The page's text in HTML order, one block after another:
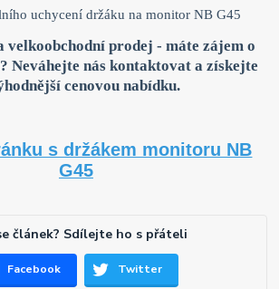
velkoobchodní prodej - máte zájem o
Neváhejte nás kontaktovat a získejte
cenovou nabídku.
s držákem monitoru NB
G45
článek? Sdílejte ho s přáteli
Facebook Twitter